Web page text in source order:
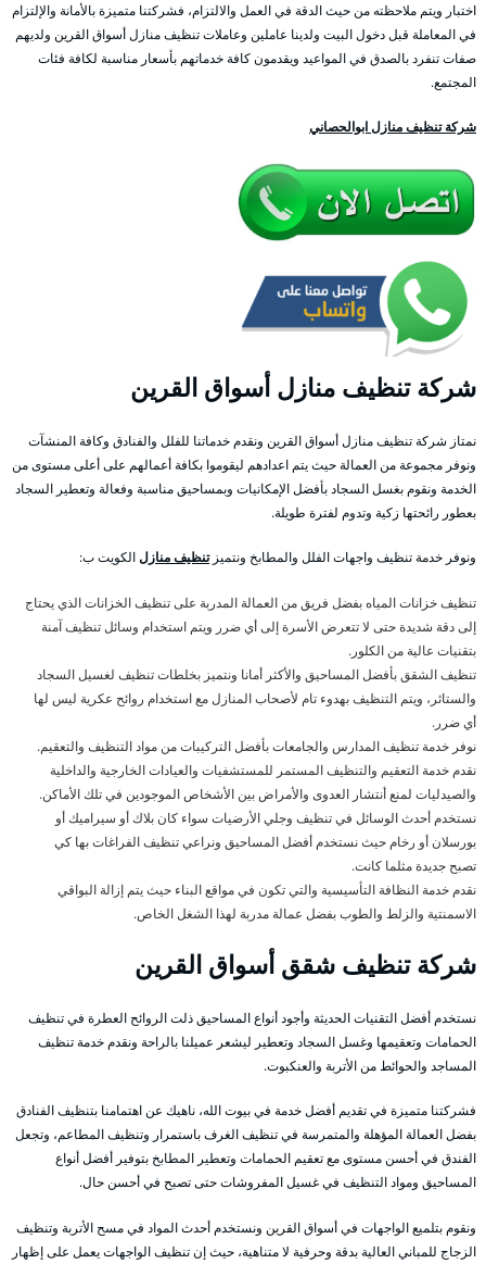
اختبار ويتم ملاحظته من حيث الدقة في العمل والالتزام، فشركتنا متميزة بالأمانة والإلتزام
في المعاملة قبل دخول البيت ولدينا عاملين وعاملات تنظيف منازل أسواق القرين ولديهم
صفات تنفرد بالصدق في المواعيد ويقدمون كافة خدماتهم بأسعار مناسبة لكافة فئات
المجتمع.
شركة تنظيف منازل ابوالحصاني
شركة تنظيف منازل أسواق القرين
نمتاز شركة تنظيف منازل أسواق القرين ونقدم خدماتنا للفلل والفنادق وكافة المنشآت
ونوفر مجموعة من العمالة حيث يتم اعدادهم ليقوموا بكافة أعمالهم على أعلى مستوى من
الخدمة ونقوم بغسل السجاد بأفضل الإمكانيات وبمساحيق مناسبة وفعالة وتعطير السجاد
بعطور رائحتها زكية وتدوم لفترة طويلة.
ونوفر خدمة تنظيف واجهات الفلل والمطابخ ونتميزتنظيف منازلالكويت ب:
تنظيف خزانات المياه بفضل فريق من العمالة المدربة على تنظيف الخزانات الذي يحتاج
إلى دقة شديدة حتى لا تتعرض الأسرة إلى أي ضرر ويتم استخدام وسائل تنظيف آمنة
بتقنيات عالية من الكلور.
تنظيف الشقق بأفضل المساحيق والأكثر أمانا ونتميز بخلطات تنظيف لغسيل السجاد
والستائر، ويتم التنظيف بهدوء تام لأصحاب المنازل مع استخدام روائح عكرية ليس لها
أي ضرر.
نوفر خدمة تنظيف المدارس والجامعات بأفضل التركيبات من مواد التنظيف والتعقيم.
نقدم خدمة التعقيم والتنظيف المستمر للمستشفيات والعيادات الخارجية والداخلية
والصيدليات لمنع أنتشار العدوى والأمراض بين الأشخاص الموجودين في تلك الأماكن.
نستخدم أحدث الوسائل في تنظيف وجلي الأرضيات سواء كان بلاك أو سيراميك أو
بورسلان أو رخام حيث نستخدم أفضل المساحيق ونراعي تنظيف الفراغات بها كي
تصبح جديدة مثلما كانت.
نقدم خدمة النظافة التأسيسية والتي تكون في مواقع البناء حيث يتم إزالة البواقي
الاسمنتية والزلط والطوب بفضل عمالة مدربة لهذا الشغل الخاص.
شركة تنظيف شقق أسواق القرين
نستخدم أفضل التقنيات الحديثة وأجود أنواع المساحيق ذلت الروائح العطرة في تنظيف
الحمامات وتعقيمها وغسل السجاد وتعطير ليشعر عميلنا بالراحة ونقدم خدمة تنظيف
المساجد والحوائط من الأتربة والعنكبوت.
فشركتنا متميزة في تقديم أفضل خدمة في بيوت الله، ناهيك عن اهتمامنا بتنظيف الفنادق
بفضل العمالة المؤهلة والمتمرسة في تنظيف الغرف باستمرار وتنظيف المطاعم، وتجعل
الفندق في أحسن مستوى مع تعقيم الحمامات وتعطير المطابخ بتوفير أفضل أنواع
المساحيق ومواد التنظيف في غسيل المفروشات حتى تصبح في أحسن حال.
ونقوم بتلميع الواجهات في أسواق القرين ونستخدم أحدث المواد في مسح الأتربة وتنظيف
الزجاج للمباني العالية بدقة وحرفية لا متناهية، حيث إن تنظيف الواجهات يعمل على إظهار